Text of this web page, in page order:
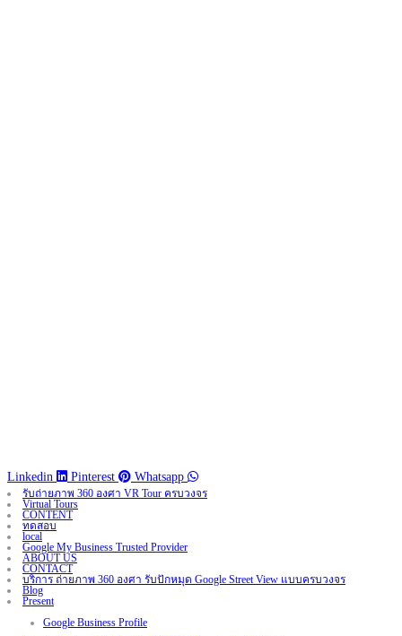
Linkedin Pinterest Whatsapp
รับถ่ายภาพ 360 องศา VR Tour ครบวงจร
Virtual Tours
CONTENT
ทดสอบ
local
Google My Business Trusted Provider
ABOUT US
CONTACT
บริการ ถ่ายภาพ 360 องศา รับปักหมุด Google Street View แบบครบวงจร
Blog
Present
Google Business Profile